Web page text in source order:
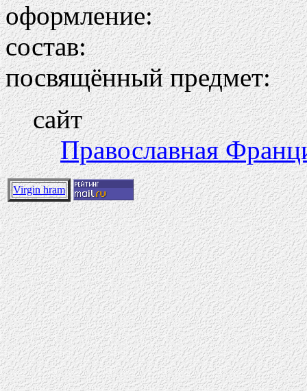
оформление:
состав:
посвящённый предмет:
сайт
Православная
Virgin hram